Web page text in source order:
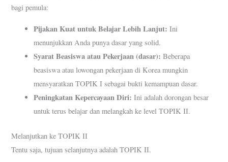
bagi pemula:
Pijakan Kuat untuk Belajar Lebih Lanjut: Ini
menunjukkan Anda punya dasar yang solid.
Syarat Beasiswa atau Pekerjaan (dasar): Beberapa
beasiswa atau lowongan pekerjaan di Korea mungkin
mensyaratkan TOPIK I sebagai bukti kemampuan dasar.
Peningkatan Kepercayaan Diri: Ini adalah dorongan besar
untuk terus belajar dan melangkah ke level TOPIK II.
Melanjutkan ke TOPIK II
Tentu saja, tujuan selanjutnya adalah TOPIK II.